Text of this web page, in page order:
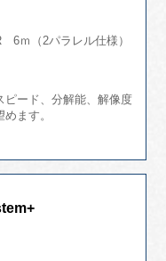
6ｍ（2パラレル仕様）
ピード、分解能、解像度
ます。